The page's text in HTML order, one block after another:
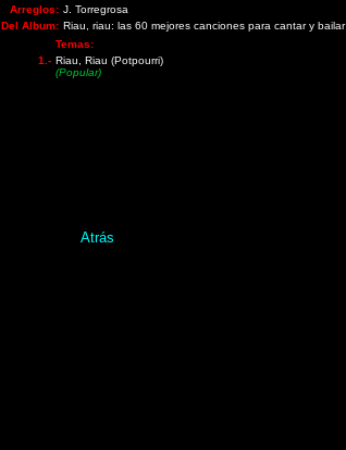
Arreglos: J. Torregrosa
Del Album: Riau, riau: las 60 mejores canciones para cantar y bailar
Temas:
1.- Riau, Riau (Potpourri)
(Popular)
Atrás